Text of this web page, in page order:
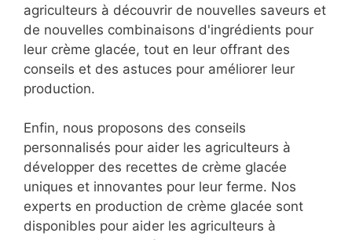
agriculteurs à découvrir de nouvelles saveurs et
de nouvelles combinaisons d'ingrédients pour
leur crème glacée, tout en leur offrant des
conseils et des astuces pour améliorer leur
production.
Enfin, nous proposons des conseils
personnalisés pour aider les agriculteurs à
développer des recettes de crème glacée
uniques et innovantes pour leur ferme. Nos
experts en production de crème glacée sont
disponibles pour aider les agriculteurs à